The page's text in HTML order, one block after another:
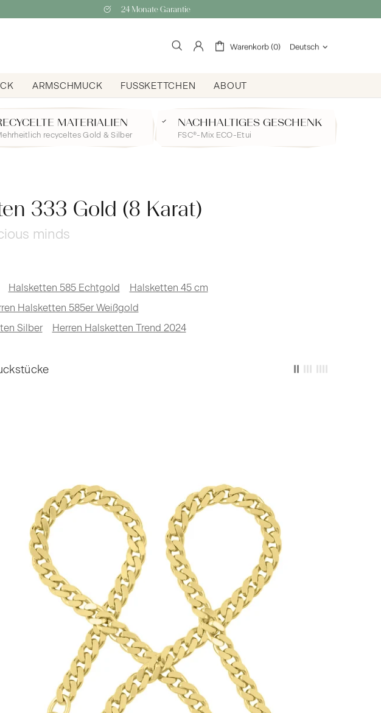
24 Monate Garantie
Warenkorb (0) Deutsch
ARMSCHMUCK FUSSKETTCHEN ABOUT
MATERIALIEN
recyceltes Gold & Silber
NACHHALTIGES GESCHENK
FSC®-Mix ECO-Etui
333 Gold (8 Karat)
minds
Halsketten 585 Echtgold
Halsketten 45 cm
Halsketten 585er Weißgold
Silber Herren Halsketten Trend 2024